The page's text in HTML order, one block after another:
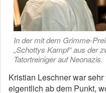
In der mit dem Grimme-
„Schottys Kampf“ aus der
Tatortreiniger auf Neonazis.
Kristian Leschner war
eigentlich ab dem Punkt,